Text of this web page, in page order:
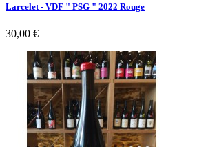
Larcelet - VDF " PSG " 2022 Rouge
Prix
30,00 €